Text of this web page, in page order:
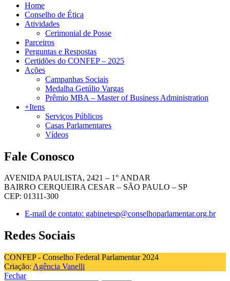
Home
Conselho de Ética
Atividades
Cerimonial de Posse
Parceiros
Perguntas e Respostas
Certidões do CONFEP – 2025
Ações
Campanhas Sociais
Medalha Getúlio Vargas
Prêmio MBA – Master of Business Administration
+Itens
Serviços Públicos
Casas Parlamentares
Vídeos
Fale Conosco
AVENIDA PAULISTA, 2421 – 1° ANDAR
BAIRRO CERQUEIRA CESAR – SÃO PAULO – SP
CEP: 01311-300
E-mail de contato: gabinetesp@conselhoparlamentar.org.br
Redes Sociais
CONFEP - Conselho Federal Parlamentar 2024
Criação: Agência Vanelli
Fechar